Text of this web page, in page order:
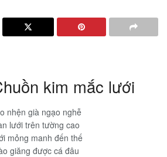
kim mắc lưới
nhện già ngạo nghễ
lưới trên tường cao
mỏng manh đến thế
giăng được cá đâu